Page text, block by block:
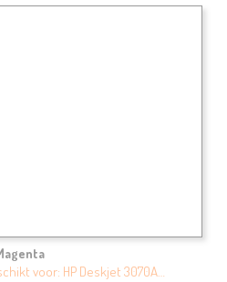
voor: HP Deskjet 3070A…